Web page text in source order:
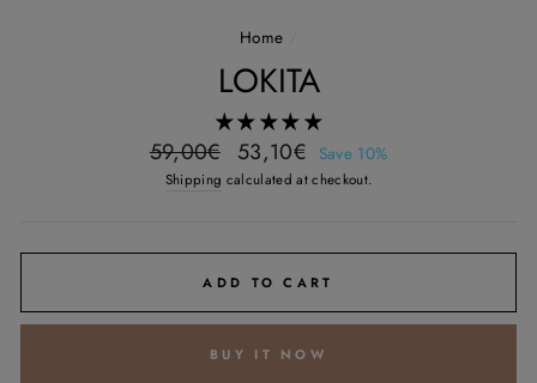
Home
LOKITA
Regular
price
59,00€
Sale
price
53,10€ Save 10%
Shipping calculated at checkout.
ADD TO CART
BUY IT NOW